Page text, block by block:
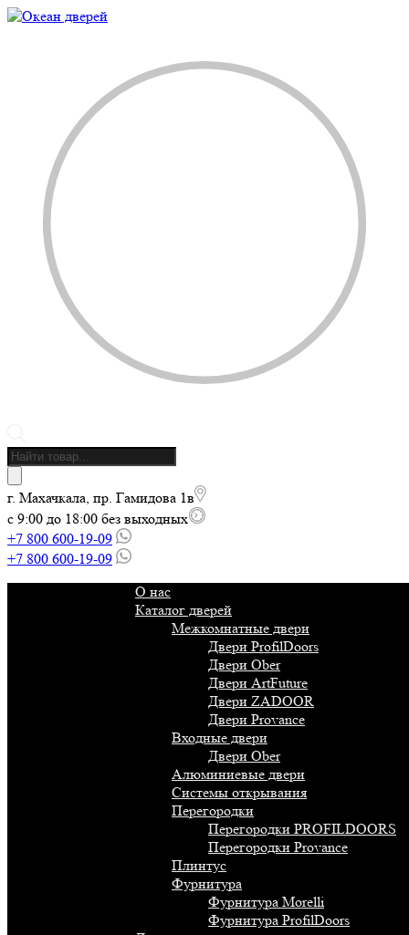
Поиск
товаров
г. Махачкала, пр. Гамидова 1в
с 9:00 до 18:00 без выходных
+7 800 600-19-09
+7 800 600-19-09
О нас
Каталог дверей
Межкомнатные двери
Двери ProfilDoors
Двери Ober
Двери ArtFuture
Двери ZADOOR
Двери Provance
Входные двери
Двери Ober
Алюминиевые двери
Системы открывания
Перегородки
Перегородки PROFILDOORS
Перегородки Provance
Плинтус
Фурнитура
Фурнитура Morelli
Фурнитура ProfilDoors